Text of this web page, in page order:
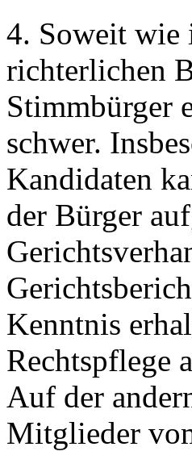
4. Soweit wie
richterlichen
Stimmbürger
schwer.
Kandidaten
der Bürger
Kenntnis
Rechtspflege
Auf der
Mitglieder